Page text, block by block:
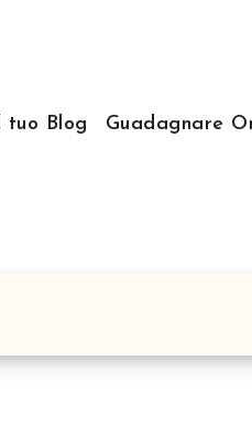
tuo Blog Guadagnare